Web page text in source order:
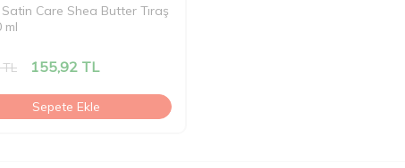
Care Shea Butter Tıraş
ml
TL 155,92 TL
Sepete Ekle